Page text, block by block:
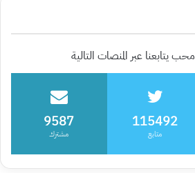
محب يتابعنا عبر المنصات التالية
115492
متابع
9587
مشترك